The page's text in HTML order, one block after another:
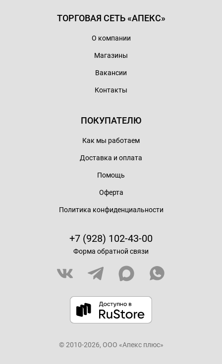
ТОРГОВАЯ СЕТЬ «АПЕКС»
О компании
Магазины
Вакансии
Контакты
ПОКУПАТЕЛЮ
Как мы работаем
Доставка и оплата
Помощь
Оферта
Политика конфиденциальности
+7 (928) 102-43-00
Форма обратной связи
© 2010-2026, ООО «Апекс плюс»